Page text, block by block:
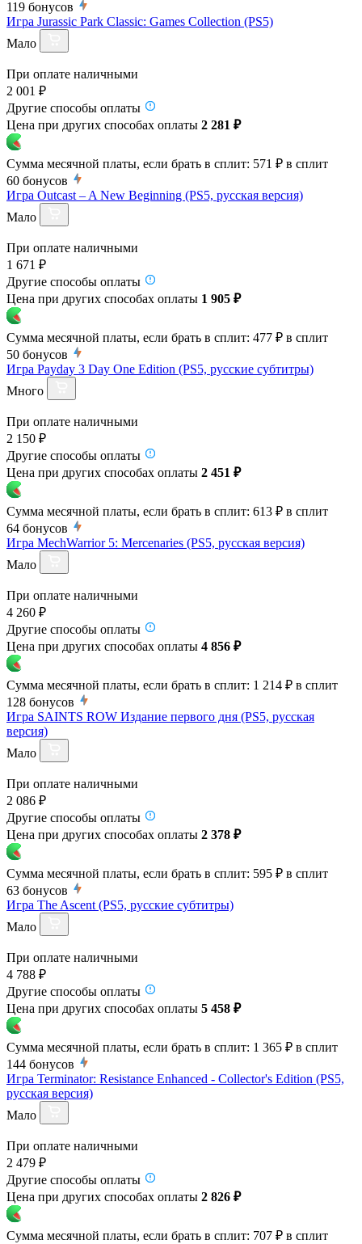
119 бонусов
Игра Jurassic Park Classic: Games Collection (PS5)
Мало
При оплате наличными
2 001 ₽
Другие способы оплаты
Цена при других способах оплаты 2 281 ₽
Сумма месячной платы, если брать в сплит: 571 ₽ в сплит
60 бонусов
Игра Outcast – A New Beginning (PS5, русская версия)
Мало
При оплате наличными
1 671 ₽
Другие способы оплаты
Цена при других способах оплаты 1 905 ₽
Сумма месячной платы, если брать в сплит: 477 ₽ в сплит
50 бонусов
Игра Payday 3 Day One Edition (PS5, русские субтитры)
Много
При оплате наличными
2 150 ₽
Другие способы оплаты
Цена при других способах оплаты 2 451 ₽
Сумма месячной платы, если брать в сплит: 613 ₽ в сплит
64 бонусов
Игра MechWarrior 5: Mercenaries (PS5, русская версия)
Мало
При оплате наличными
4 260 ₽
Другие способы оплаты
Цена при других способах оплаты 4 856 ₽
Сумма месячной платы, если брать в сплит: 1 214 ₽ в сплит
128 бонусов
Игра SAINTS ROW Издание первого дня (PS5, русская
версия)
Мало
При оплате наличными
2 086 ₽
Другие способы оплаты
Цена при других способах оплаты 2 378 ₽
Сумма месячной платы, если брать в сплит: 595 ₽ в сплит
63 бонусов
Игра The Ascent (PS5, русские субтитры)
Мало
При оплате наличными
4 788 ₽
Другие способы оплаты
Цена при других способах оплаты 5 458 ₽
Сумма месячной платы, если брать в сплит: 1 365 ₽ в сплит
144 бонусов
Игра Terminator: Resistance Enhanced - Collector's Edition (PS5,
русская версия)
Мало
При оплате наличными
2 479 ₽
Другие способы оплаты
Цена при других способах оплаты 2 826 ₽
Сумма месячной платы, если брать в сплит: 707 ₽ в сплит